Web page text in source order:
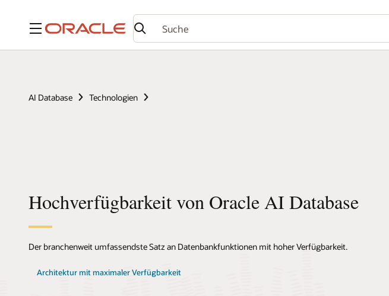
Menü
AI Database Technologien
Hochverfügbarkeit von Oracle AI Database
Der branchenweit umfassendste Satz an Datenbankfunktionen mit hoher Verfügbarkeit.
Architektur mit maximaler Verfügbarkeit